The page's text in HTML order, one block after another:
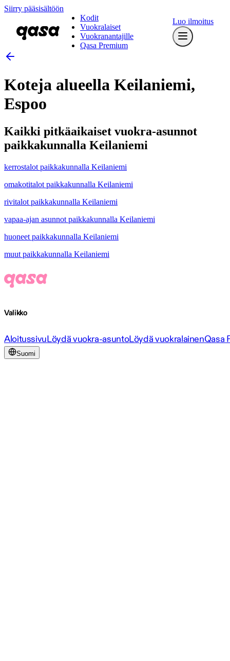
Siirry pääsisältöön
Kodit
Vuokralaiset
Vuokranantajille
Qasa Premium
Luo ilmoitus
Koteja alueella Keilaniemi,
Espoo
Kaikki pitkäaikaiset vuokra-asunnot
paikkakunnalla Keilaniemi
kerrostalot paikkakunnalla Keilaniemi
omakotitalot paikkakunnalla Keilaniemi
rivitalot paikkakunnalla Keilaniemi
vapaa-ajan asunnot paikkakunnalla Keilaniemi
huoneet paikkakunnalla Keilaniemi
muut paikkakunnalla Keilaniemi
Valikko
AloitussivuLöydä vuokra-asuntoLöydä vuokralainenQasa
Suomi